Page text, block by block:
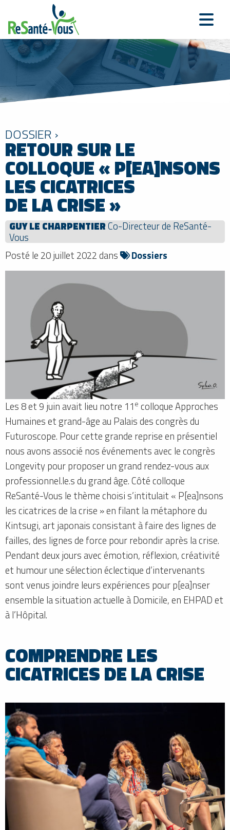
DOSSIER ›
RETOUR SUR LE
COLLOQUE « P[EA]NSONS
LES CICATRICES
DE LA CRISE »
GUY LE CHARPENTIERCo-Directeur de ReSanté-
Vous
Posté le 20 juillet 2022 dans
Dossiers
Les 8 et 9 juin avait lieu notre 11e colloque Approches
Humaines et grand-âge au Palais des congrès du
Futuroscope. Pour cette grande reprise en présentiel
nous avons associé nos événements avec le congrès
Longevity pour proposer un grand rendez-vous aux
professionnel.le.s du grand âge. Côté colloque
ReSanté-Vous le thème choisi s’intitulait « P[ea]nsons
les cicatrices de la crise » en filant la métaphore du
Kintsugi, art japonais consistant à faire des lignes de
failles, des lignes de force pour rebondir après la crise.
Pendant deux jours avec émotion, réflexion, créativité
et humour une sélection éclectique d’intervenants
sont venus joindre leurs expériences pour p[ea]nser
ensemble la situation actuelle à Domicile, en EHPAD et
à l’Hôpital.
COMPRENDRE LES
CICATRICES DE LA CRISE